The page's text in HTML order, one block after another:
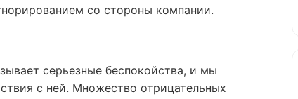
со стороны компании.
серьезные беспокойства, и мы
с ней. Множество отрицательных